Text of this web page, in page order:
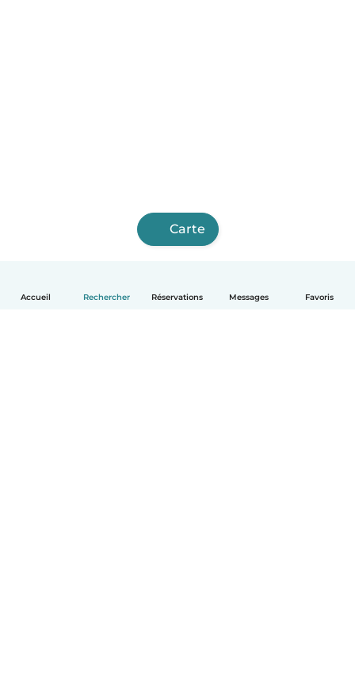
Accueil Rechercher Réservations Messages Favoris
Carte